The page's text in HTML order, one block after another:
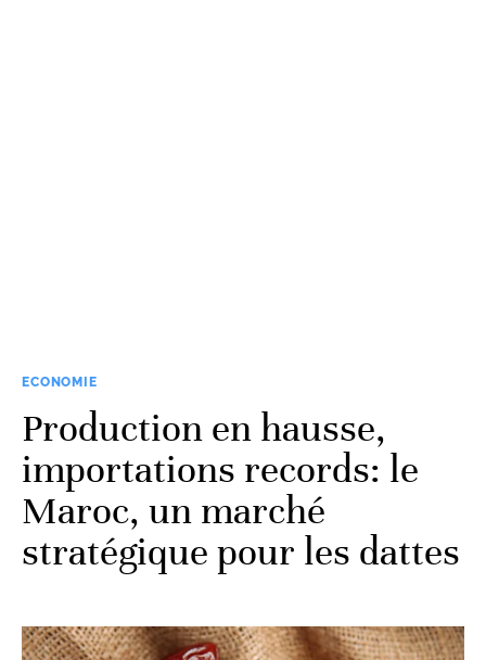
ECONOMIE
Production en hausse,
importations records: le
Maroc, un marché
stratégique pour les dattes